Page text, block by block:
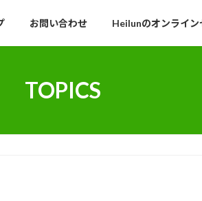
お問い合わせ Heilunのオンライン
TOPICS